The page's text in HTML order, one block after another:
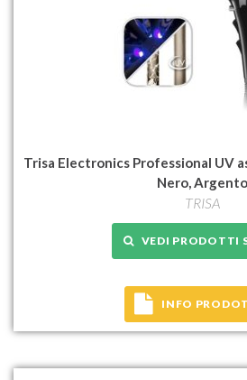
Trisa Electronics Professional UV
Nero, Argento
TRISA
VEDI PRODOTTI
INFO